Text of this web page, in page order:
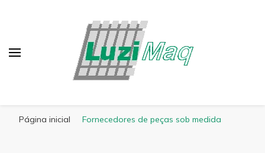
Página inicial Fornecedores de peças sob medida